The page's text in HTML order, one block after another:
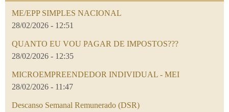
ME/EPP SIMPLES NACIONAL
28/02/2026 - 12:51
QUANTO EU VOU PAGAR DE IMPOSTOS???
28/02/2026 - 12:35
MICROEMPREENDEDOR INDIVIDUAL - MEI
28/02/2026 - 11:47
Descanso Semanal Remunerado (DSR)